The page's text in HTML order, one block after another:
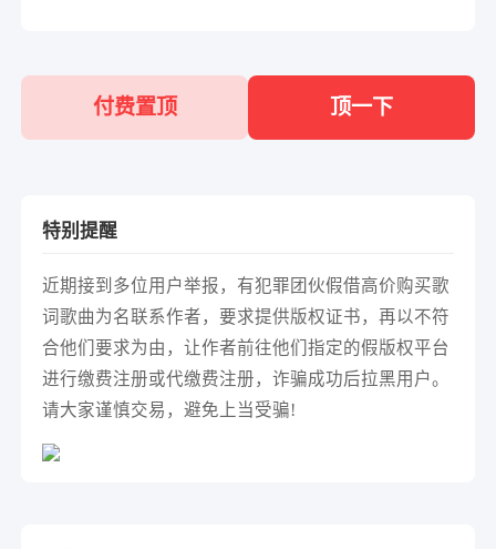
付费置顶 顶一下
特别提醒
近期接到多位用户举报，有犯罪团伙假借高价购买歌
词歌曲为名联系作者，要求提供版权证书，再以不符
合他们要求为由，让作者前往他们指定的假版权平台
进行缴费注册或代缴费注册，诈骗成功后拉黑用户。
请大家谨慎交易，避免上当受骗!